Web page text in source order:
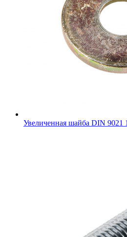
Увеличенная шайба DIN 9021